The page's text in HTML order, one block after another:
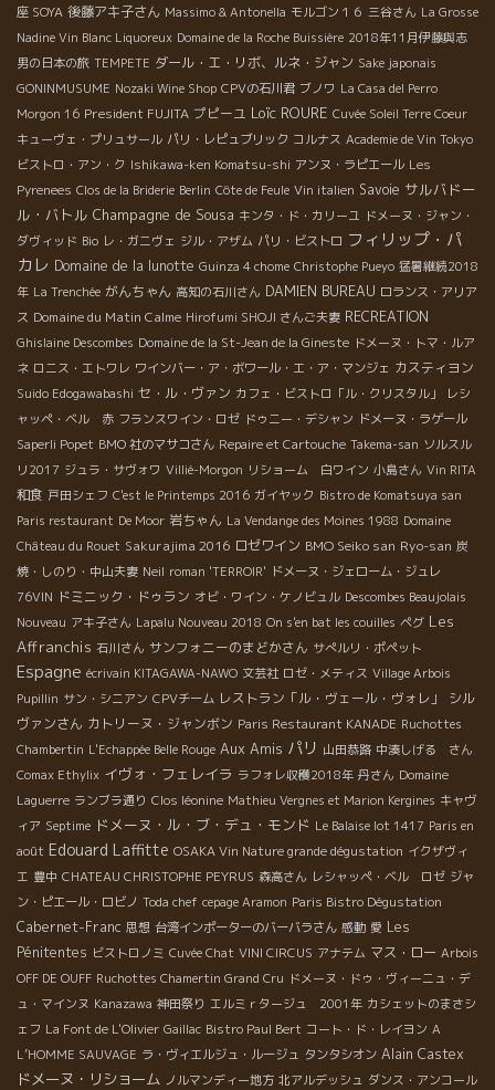
座 SOYA 後藤アキ子さん Massimo & Antonella モルゴン１６ 三谷さん La Grosse
Nadine Vin Blanc Liquoreux Domaine de la Roche Buissière 2018年11月伊藤與志
男の日本の旅 TEMPETE ダール・エ・リボ、ルネ・ジャン Sake japonais
GONINMUSUME Nozaki Wine Shop CPVの石川君 ブノワ La Casa del Perro
Morgon 16 President FUJITA プピーユ Loïc ROURE Cuvée Soleil Terre Coeur
キューヴェ・プリュサール パリ・レピュブリック コルナス Academie de Vin Tokyo
ビストロ・アン・ク Ishikawa-ken Komatsu-shi アンヌ・ラピエール Les
Pyrenees Clos de la Briderie Berlin Côte de Feule Vin italien Savoie サルバドー
ル・バトル Champagne de Sousa キンタ・ド・カリーユ ドメーヌ・ジャン・
ダヴィッド Bio レ・ガニヴェ ジル・アザム パリ・ビストロ フィリップ・パ
カレ Domaine de la lunotte Guinza 4 chome Christophe Pueyo 猛暑継続2018
年 La Trenchée がんちゃん 高知の石川さん DAMIEN BUREAU ロランス・アリア
ス Domaine du Matin Calme Hirofumi SHOJI さんご夫妻 RECREATION
Ghislaine Descombes Domaine de la St-Jean de la Gineste ドメーヌ・トマ・ルア
ネ ロニス・エトワレ ワインバー・ア・ボワール・エ・ア・マンジェ カスティヨン
Suido Edogawabashi セ・ル・ヴァン カフェ・ビストロ「ル・クリスタル」
レシ
ャッペ・ベル 赤 フランスワイン・ロゼ ドゥニー・デシャン ドメーヌ・ラゲール
Saperli Popet BMO 社のマサコさん Repaire et Cartouche Takema-san ソルスル
リ2017 ジュラ・サヴォワ Villié-Morgon リショーム 白ワイン 小島さん Vin RITA
和食 戸田シェフ C'est le Printemps 2016 ガイヤック Bistro de Komatsuya san
Paris restaurant De Moor 岩ちゃん La Vendange des Moines 1988 Domaine
Château du Rouet Sakurajima 2016 ロゼワイン BMO Seiko san Ryo-san 炭
焼・しのり・中山夫妻 Neil roman 'TERROIR' ドメーヌ・ジェローム・ジュレ
76VIN ドミニック・ドゥラン オビ・ワイン・ケノビュル Descombes Beaujolais
Nouveau アキ子さん Lapalu Nouveau 2018 On s'en bat les couilles ペグ Les
Affranchis 石川さん サンフォニーのまどかさん サぺルリ・ポペット
Espagne écrivain KITAGAWA-NAWO 文芸社 ロゼ・メティス Village Arbois
Pupillin サン・シニアン CPVチーム レストラン「ル・ヴェール・ヴォレ」
シル
ヴァンさん カトリーヌ・ジャンボン Paris Restaurant KANADE Ruchottes
Chambertin L'Echappée Belle Rouge Aux Amis パリ 山田恭路 中湊しげる さん
Comax Ethylix イヴォ・フェレイラ ラフォレ収穫2018年 丹さん Domaine
Laguerre ランブラ通り Clos léonine Mathieu Vergnes et Marion Kergines キャヴ
ィア Septime ドメーヌ・ル・ブ・デュ・モンド Le Balaise lot 1417 Paris en
août Edouard Laffitte OSAKA Vin Nature grande dégustation イクザヴィ
エ 豊中 CHATEAU CHRISTOPHE PEYRUS 森高さん レシャッペ・ベル ロゼ ジャ
ン・ピエール・ロビノ Toda chef cepage Aramon Paris Bistro Dégustation
Cabernet-Franc 思想 台湾インポーターのバーバラさん 感動 愛 Les
Pénitentes ビストロノミ Cuvée Chat VINI CIRCUS アナテム マス・ロー Arbois
OFF DE OUFF Ruchottes Chamertin Grand Cru ドメーヌ・ドゥ・ヴィーニュ・デ
ュ・マインヌ Kanazawa 神田祭り エルミｒタージュ 2001年 カシェットのまさシ
ェフ La Font de L'Olivier Gaillac Bistro Paul Bert コート・ド・レイヨン A
L’HOMME SAUVAGE ラ・ヴィエルジュ・ルージュ タンタシオン Alain Castex
ドメーヌ・リショーム ノルマンディー地方 北アルデッシュ ダンス・アンコール